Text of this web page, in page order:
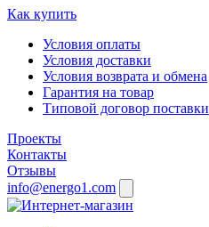
Как купить
Условия оплаты
Условия доставки
Условия возврата и обмена
Гарантия на товар
Типовой договор поставки
Проекты
Контакты
Отзывы
info@energo1.com